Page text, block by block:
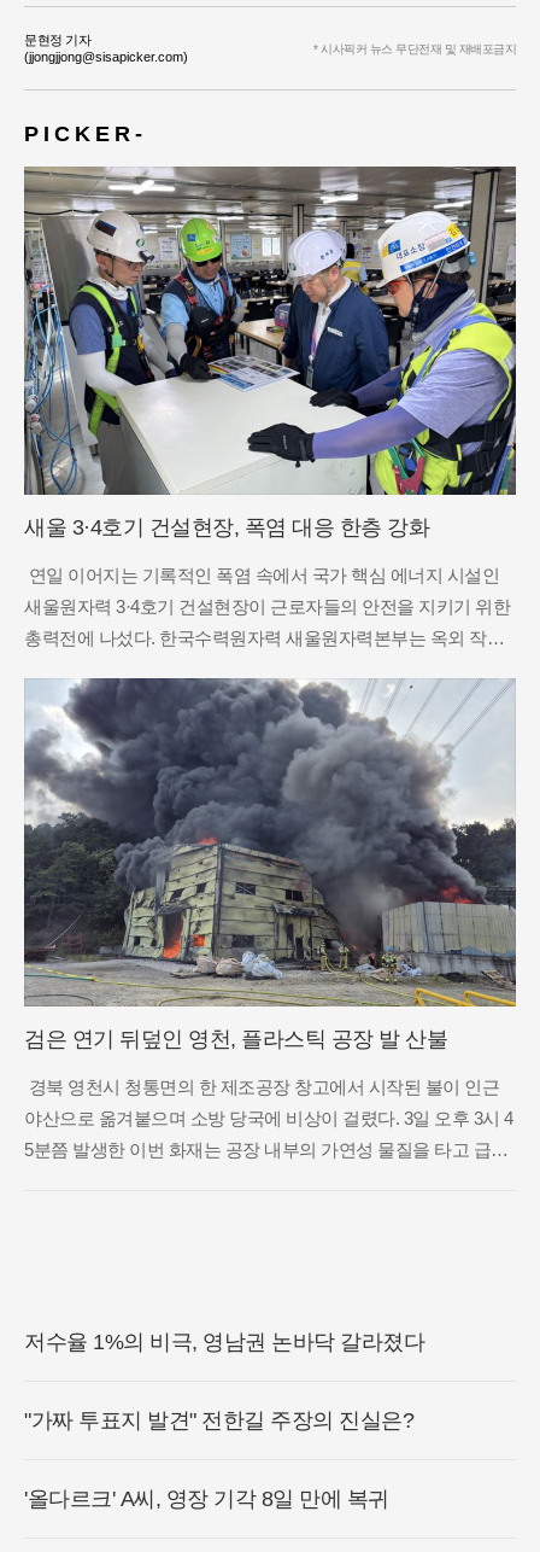
문현정 기자
(jjongjjong@sisapicker.com)
* 시사픽커 뉴스 무단전재 및 재배포금지
P I C K E R -
새울 3·4호기 건설현장, 폭염 대응 한층 강화
연일 이어지는 기록적인 폭염 속에서 국가 핵심 에너지 시설인
새울원자력 3·4호기 건설현장이 근로자들의 안전을 지키기 위한
총력전에 나섰다. 한국수력원자력 새울원자력본부는 옥외 작업
적인 안전 대책을 가동하고 있다. 얼음물 보급과 같은 기본적인
지원부터
검은 연기 뒤덮인 영천, 플라스틱 공장 발 산불
경북 영천시 청통면의 한 제조공장 창고에서 시작된 불이 인근
야산으로 옮겨붙으며 소방 당국에 비상이 걸렸다. 3일 오후 3시 4
5분쯤 발생한 이번 화재는 공장 내부의 가연성 물질을 타고 급격
저수율 1%의 비극, 영남권 논바닥 갈라졌다
"가짜 투표지 발견" 전한길 주장의 진실은?
'올다르크' A씨, 영장 기각 8일 만에 복귀